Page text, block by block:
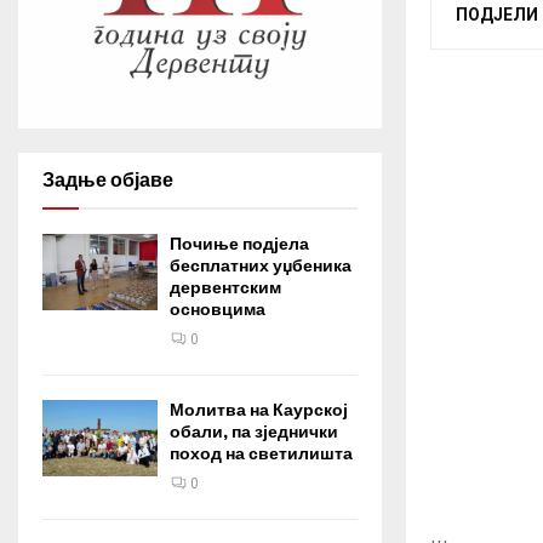
ПОДЈЕЛИ
Задње објаве
Почиње подјела
бесплатних уџбеника
дервентским
основцима
0
Молитва на Каурској
обали, па зједнички
поход на светилишта
0